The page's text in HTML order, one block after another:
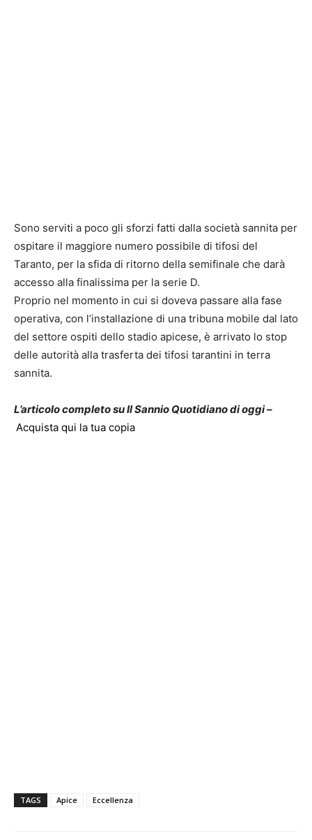
Sono serviti a poco gli sforzi fatti dalla società sannita per
ospitare il maggiore numero possibile di tifosi del
Taranto, per la sfida di ritorno della semifinale che darà
accesso alla finalissima per la serie D.
Proprio nel momento in cui si doveva passare alla fase
operativa, con l’installazione di una tribuna mobile dal lato
del settore ospiti dello stadio apicese, è arrivato lo stop
delle autorità alla trasferta dei tifosi tarantini in terra
sannita.
L’articolo completo su Il Sannio Quotidiano di oggi –
Acquista qui la tua copia
TAGS Apice Eccellenza